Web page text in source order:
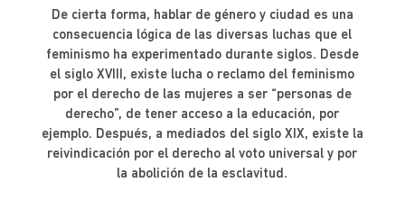
De cierta forma, hablar de género y ciudad es una
consecuencia lógica de las diversas luchas que el
feminismo ha experimentado durante siglos. Desde
el siglo XVIII, existe lucha o reclamo del feminismo
por el derecho de las mujeres a ser “personas de
derecho”, de tener acceso a la educación, por
ejemplo. Después, a mediados del siglo XIX, existe la
reivindicación por el derecho al voto universal y por
la abolición de la esclavitud.